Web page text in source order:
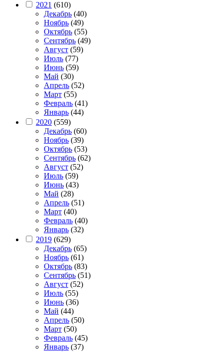
2021 (610)
Декабрь (40)
Ноябрь (49)
Октябрь (55)
Сентябрь (49)
Август (59)
Июль (77)
Июнь (59)
Май (30)
Апрель (52)
Март (55)
Февраль (41)
Январь (44)
2020 (559)
Декабрь (60)
Ноябрь (39)
Октябрь (53)
Сентябрь (62)
Август (52)
Июль (59)
Июнь (43)
Май (28)
Апрель (51)
Март (40)
Февраль (40)
Январь (32)
2019 (629)
Декабрь (65)
Ноябрь (61)
Октябрь (83)
Сентябрь (51)
Август (52)
Июль (55)
Июнь (36)
Май (44)
Апрель (50)
Март (50)
Февраль (45)
Январь (37)